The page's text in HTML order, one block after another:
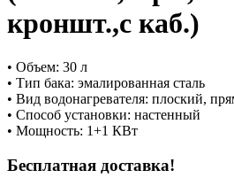
кроншт.,с каб.)
• Объем: 30 л
• Тип бака: эмалированная сталь
• Вид водонагревателя: плоский,
• Способ установки: настенный
• Мощность: 1+1 КВт
Бесплатная доставка!